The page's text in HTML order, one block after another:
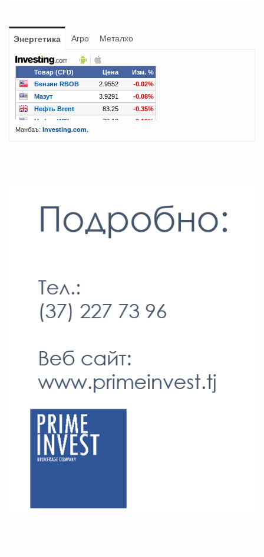
Энергетика Агро Металхо
Манбаъ: Investing.com.